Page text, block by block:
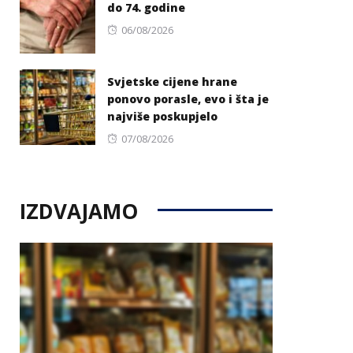
do 74. godine
Posted
06/08/2026
Svjetske cijene hrane
ponovo porasle, evo i šta je
najviše poskupjelo
Posted
07/08/2026
IZDVAJAMO